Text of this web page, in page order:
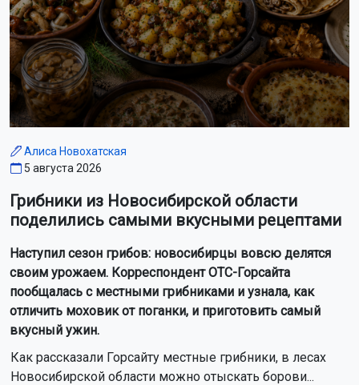
Алиса Новохатская
5 августа 2026
Грибники из Новосибирской области
поделились самыми вкусными рецептами
Наступил сезон грибов: новосибирцы вовсю делятся
своим урожаем. Корреспондент ОТС-Горсайта
пообщалась с местными грибниками и узнала, как
отличить моховик от поганки, и приготовить самый
вкусный ужин.
Как рассказали Горсайту местные грибники, в лесах
Новосибирской области можно отыскать борови...